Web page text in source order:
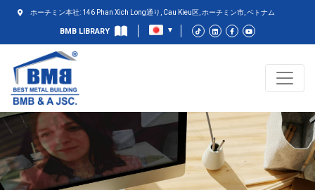
ホーチミン本社: 146 Phan Xich Long通り, Cau Kieu区, ホーチミン市, ベトナム
BMB LIBRARY